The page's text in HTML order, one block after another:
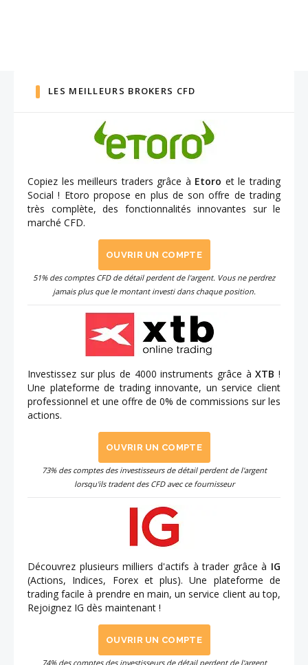
LES MEILLEURS BROKERS CFD
Copiez les meilleurs traders grâce à Etoro et le trading
Social ! Etoro propose en plus de son offre de trading
très complète, des fonctionnalités innovantes sur le
marché CFD.
OUVRIR UN COMPTE
51% des comptes CFD de détail perdent de l'argent. Vous ne perdrez
jamais plus que le montant investi dans chaque position.
Investissez sur plus de 4000 instruments grâce àXTB !
Une plateforme de trading innovante, un service client
professionnel et une offre de 0% de commissions sur les
actions.
OUVRIR UN COMPTE
73% des comptes des investisseurs de détail perdent de l'argent
lorsqu'ils tradent des CFD avec ce fournisseur
Découvrez plusieurs milliers d'actifs à trader grâce à IG
(Actions, Indices, Forex et plus). Une plateforme de
trading facile à prendre en main, un service client au top,
Rejoignez IG dès maintenant !
OUVRIR UN COMPTE
74% des comptes des investisseurs de détail perdent de l'argent